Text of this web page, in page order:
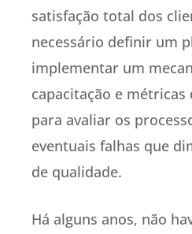
satisfação total dos
necessário definir um
implementar um
capacitação e métricas
para avaliar os
eventuais falhas que
de qualidade.
Há alguns anos, não